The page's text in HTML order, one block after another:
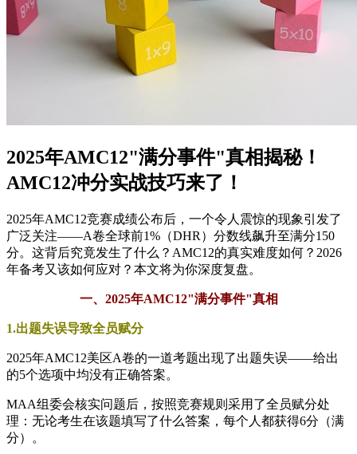
2025年AMC12"满分事件"真相揭秘！
AMC12冲分实战技巧来了！
2025年AMC12竞赛成绩公布后，一个令人震惊的现象引发了
广泛关注——A卷全球前1%（DHR）分数线飙升至满分150
分。这背后究竟发生了什么？AMC12的真实难度如何？2026
年备考又该如何应对？本文将为你深度复盘。
一、2025年AMC12"满分事件"真相
1.出题失误导致全员赋分
2025年AMC12美区A卷的一道考题出现了出题失误——给出
的5个选项中均没有正确答案。
MAA组委会核实问题后，按照竞赛规则采用了全员赋分处
理：无论考生在该题填写了什么答案，每个人都获得6分（满
分）。